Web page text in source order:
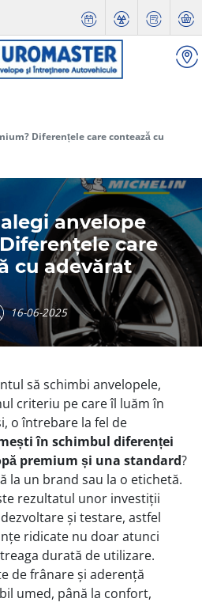
Diferențele care contează cu
anvelope
care
cu adevărat
16-06-2025
să schimbi anvelopele,
criteriu pe care îl luăm în
o întrebare la fel de
în schimbul diferenței
premium și una standard?
la un brand sau la o etichetă.
rezultatul unor investiții
și testare, astfel
ridicate nu doar atunci
durată de utilizare.
de frânare și aderență
umed, până la confort,